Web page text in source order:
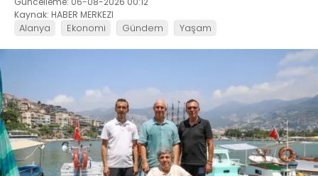
Ana Sayfa ›Alanya